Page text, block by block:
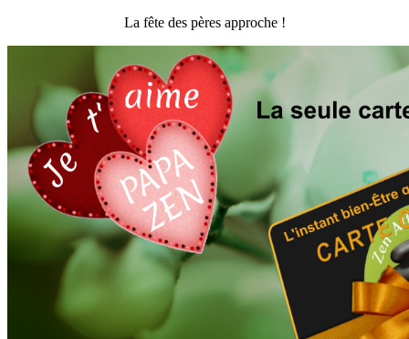
La fête des pères approche !